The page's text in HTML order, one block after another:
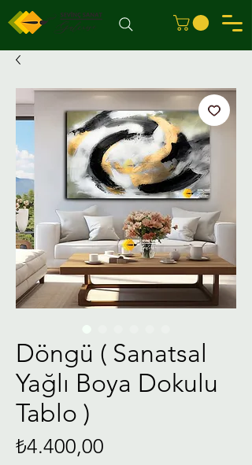
Döngü ( Sanatsal
Yağlı Boya Dokulu
Tablo )
₺4.400,00